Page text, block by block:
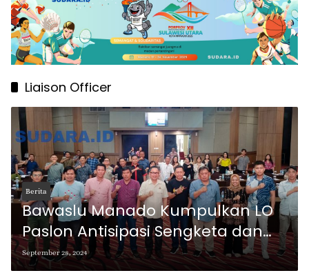
Liaison Officer
Berita
Bawaslu Manado Kumpulkan LO
Paslon Antisipasi Sengketa dan
Pelanggaran Kampanye
September 28, 2024